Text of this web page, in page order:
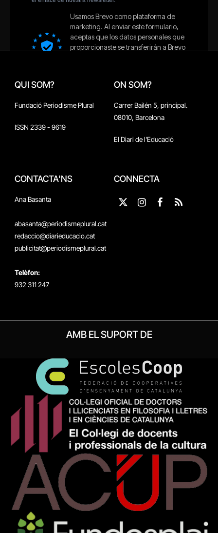
QUI SOM?
Fundació Periodisme Plural
ISSN 2339 - 9619
ON SOM?
Carrer Bailén 5, principal.
08010, Barcelona
El Diari de l'Educació
CONTACTA'NS
Ana Basanta
abasanta@periodismeplural.cat
redaccio@diarieducacio.cat
publicitat@periodismeplural.cat
Telèfon:
932 311 247
CONNECTA
X
Instagram
Facebook
RSS
AMB EL SUPORT DE